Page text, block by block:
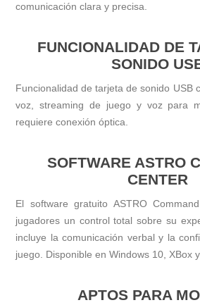
comunicación clara y precisa.
FUNCIONALIDAD DE
SONIDO
Funcionalidad de tarjeta de sonido USB
voz, streaming de juego y voz para
requiere conexión óptica.
SOFTWARE ASTRO
CENTER
El software gratuito ASTRO
jugadores un control total sobre su
incluye la comunicación verbal y la
juego. Disponible en Windows 10, XBox
APTOS PARA